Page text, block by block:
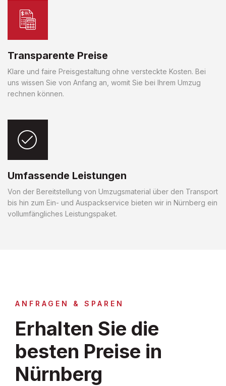
Transparente Preise
Klare und faire Preisgestaltung ohne versteckte Kosten. Bei
uns wissen Sie von Anfang an, womit Sie bei Ihrem Umzug
rechnen können.
Umfassende Leistungen
Von der Bereitstellung von Umzugsmaterial über den Transport
bis hin zum Ein- und Auspackservice bieten wir in Nürnberg ein
vollumfängliches Leistungspaket.
ANFRAGEN & SPAREN
Erhalten Sie die
besten Preise in
Nürnberg